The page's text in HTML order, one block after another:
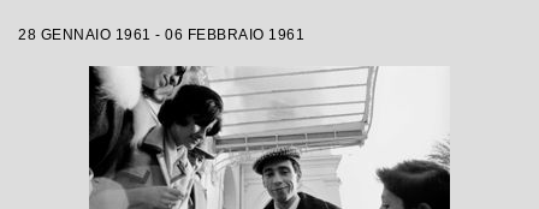
28 GENNAIO 1961 - 06 FEBBRAIO 1961